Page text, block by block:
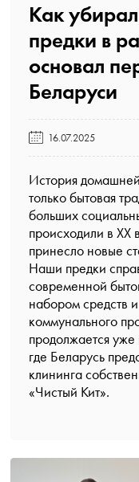
Как
предки в
основал
Беларуси️
16.07.2025
История
только бытовая
больших
происходили в
принесло новые
Наши предки
современной
набором средств
коммунального
продолжается
где Беларусь
клининга
«Чистый Кит».